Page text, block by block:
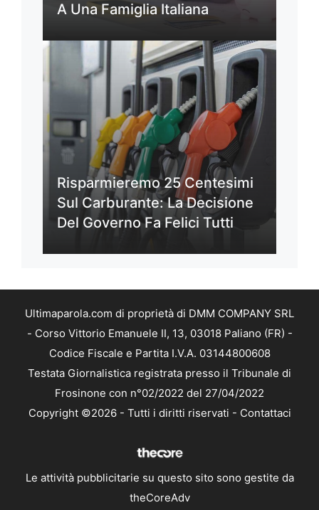
A Una Famiglia Italiana
Risparmieremo 25 Centesimi
Sul Carburante: La Decisione
Del Governo Fa Felici Tutti
Ultimaparola.com di proprietà di DMM COMPANY SRL
- Corso Vittorio Emanuele II, 13, 03018 Paliano (FR) -
Codice Fiscale e Partita I.V.A. 03144800608
Testata Giornalistica registrata presso il Tribunale di
Frosinone con n°02/2022 del 27/04/2022
Copyright ©2026 - Tutti i diritti riservati - Contattaci
Le attività pubblicitarie su questo sito sono gestite da
theCoreAdv